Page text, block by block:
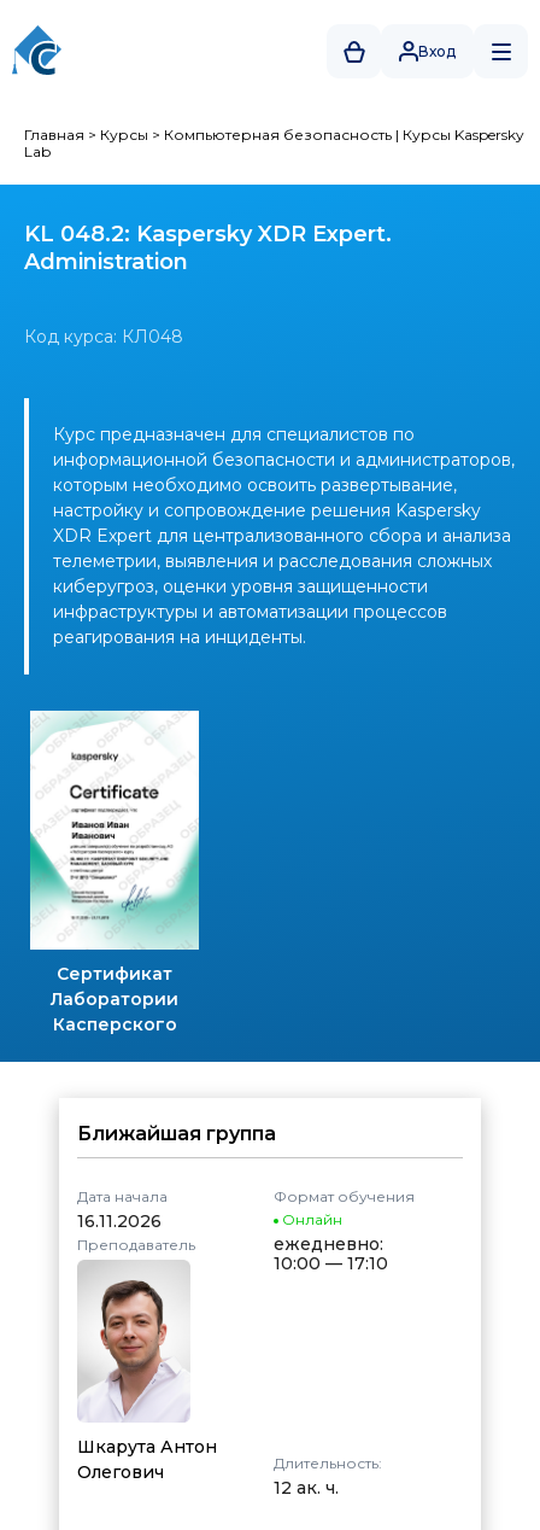
Вход
Главная > Курсы > Компьютерная безопасность | Курсы Kaspersky
Lab
KL 048.2: Kaspersky XDR Expert.
Administration
Код курса: КЛ048
Курс предназначен для специалистов по
информационной безопасности и администраторов,
которым необходимо освоить развертывание,
настройку и сопровождение решения Kaspersky
XDR Expert для централизованного сбора и анализа
телеметрии, выявления и расследования сложных
киберугроз, оценки уровня защищенности
инфраструктуры и автоматизации процессов
реагирования на инциденты.
Сертификат
Лаборатории
Касперского
Ближайшая группа
Дата начала
16.11.2026
Преподаватель
Шкарута Антон
Олегович
Формат обучения
Онлайн
ежедневно:
10:00 — 17:10
Длительность:
12 ак. ч.